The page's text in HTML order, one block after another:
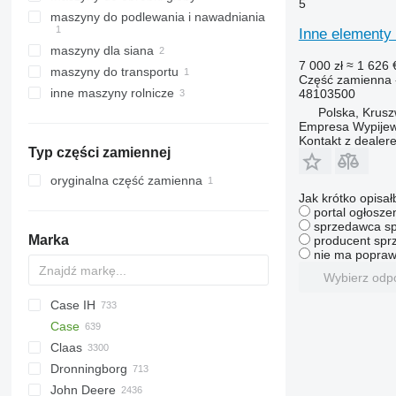
silniki elektryczne
kultywatory
maszyny do podlewania i nawadniania
maszyny dla siana
ładowarki rolnicze
maszyny do transportu
inne maszyny rolnicze
Typ części zamiennej
oryginalna część zamienna
Marka
Case IH
1460
1660
1680
2166
Case
621
621D
C-series
Claas
Arion
Avero
M series
TopLiner
Dronningborg
D-series
Ideal
6640
REXOR
4900
Terra
806
John Deere
5
Inne
7 000 zł ≈ 1 626
Część
48103500
Polska,
Empresa
Kontakt z
Jak krótko
portal
sprzedawca
producent
nie ma
Wybierz